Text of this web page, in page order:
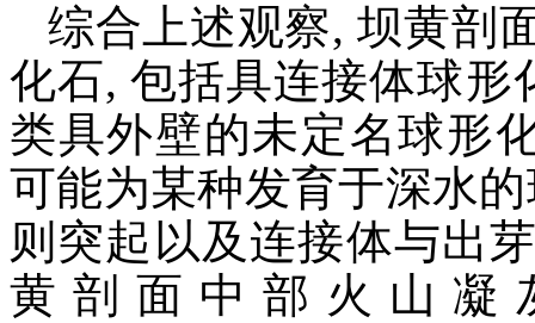
综合上述观察, 坝黄剖
化石, 包括具连接体球
类具外壁的未定名球形
可能为某种发育于深水
则突起以及连接体与出
黄剖面中部火山凝